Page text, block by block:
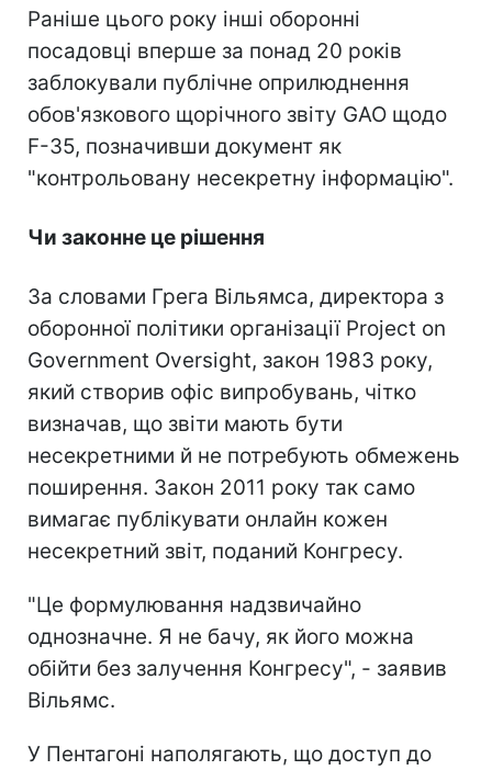
Раніше цього року інші оборонні
посадовці вперше за понад 20 років
заблокували публічне оприлюднення
обов'язкового щорічного звіту GAO щодо
F-35, позначивши документ як
"контрольовану несекретну інформацію".
Чи законне це рішення
За словами Грега Вільямса, директора з
оборонної політики організації Project on
Government Oversight, закон 1983 року,
який створив офіс випробувань, чітко
визначав, що звіти мають бути
несекретними й не потребують обмежень
поширення. Закон 2011 року так само
вимагає публікувати онлайн кожен
несекретний звіт, поданий Конгресу.
"Це формулювання надзвичайно
однозначне. Я не бачу, як його можна
обійти без залучення Конгресу", - заявив
Вільямс.
У Пентагоні наполягають, що доступ до